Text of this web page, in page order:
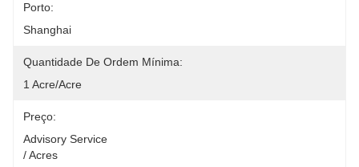
Porto:
Shanghai
Quantidade De Ordem Mínima:
1 Acre/acre
Preço:
Advisory Service
/ Acres